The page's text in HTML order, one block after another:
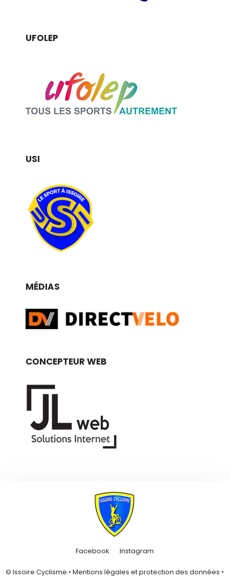
UFOLEP
USI
MÉDIAS
CONCEPTEUR WEB
Facebook Instagram
© Issoire Cyclisme • Mentions légales et protection des données •